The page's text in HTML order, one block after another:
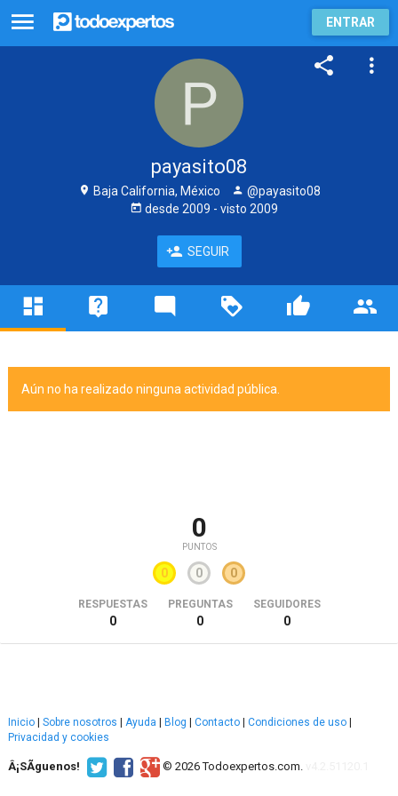
ENTRAR
payasito08
Baja California, México
@payasito08
desde 2009 - visto 2009
SEGUIR
Aún no ha realizado ninguna actividad pública.
0
PUNTOS
0 0 0
RESPUESTAS
0
PREGUNTAS
0
SEGUIDORES
0
Inicio Sobre nosotros Ayuda Blog Contacto Condiciones de uso
Privacidad y cookies
Â¡SÃ­guenos! © 2026 Todoexpertos.com.